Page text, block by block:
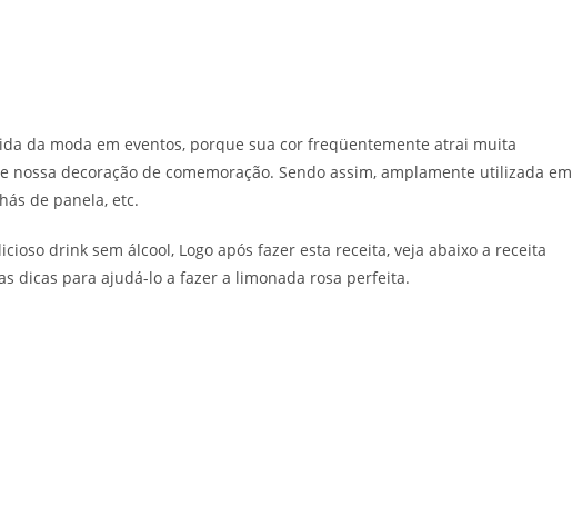
da moda em eventos, porque sua cor freqüentemente atrai muita
nossa decoração de comemoração. Sendo assim, amplamente utilizada em
de panela, etc.
drink sem álcool, Logo após fazer esta receita, veja abaixo a receita
dicas para ajudá-lo a fazer a limonada rosa perfeita.